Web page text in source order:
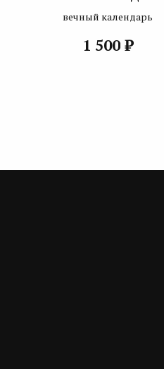
вечный календарь
1 500 ₽